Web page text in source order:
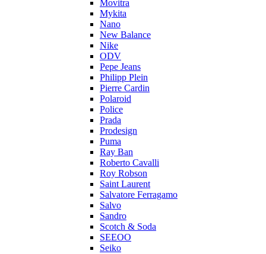
Movitra
Mykita
Nano
New Balance
Nike
ODV
Pepe Jeans
Philipp Plein
Pierre Cardin
Polaroid
Police
Prada
Prodesign
Puma
Ray Ban
Roberto Cavalli
Roy Robson
Saint Laurent
Salvatore Ferragamo
Salvo
Sandro
Scotch & Soda
SEEOO
Seiko